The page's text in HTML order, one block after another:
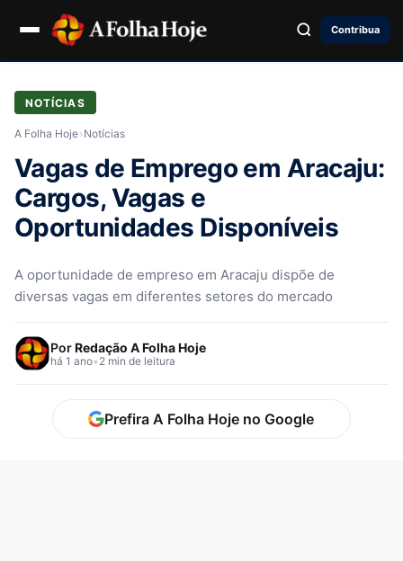
Contribua
NOTÍCIAS
A Folha Hoje› Notícias
Vagas de Emprego em Aracaju:
Cargos, Vagas e
Oportunidades Disponíveis
A oportunidade de empreso em Aracaju dispõe de
diversas vagas em diferentes setores do mercado
PorRedação A Folha Hoje
há 1 ano• 2 min de leitura
Prefira A Folha Hoje no Google